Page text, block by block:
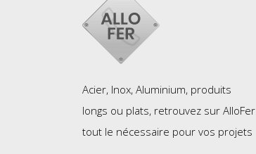
Acier, Inox, Aluminium, produits
longs ou plats, retrouvez sur AlloFer
tout le nécessaire pour vos projets